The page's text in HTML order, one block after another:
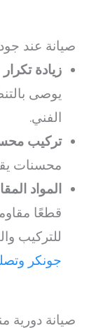
صيانة عند
زيادة
الفني.
تركيب
محسنات
المواد
قطعًا
للتركيب
جونكر
صيانة دورية